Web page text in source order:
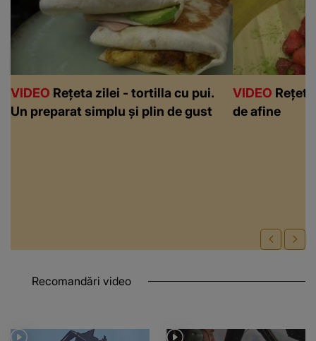
VIDEO Rețeta zilei - tortilla cu pui.
Un preparat simplu și plin de gust
VIDEO
de afine
Recomandări video